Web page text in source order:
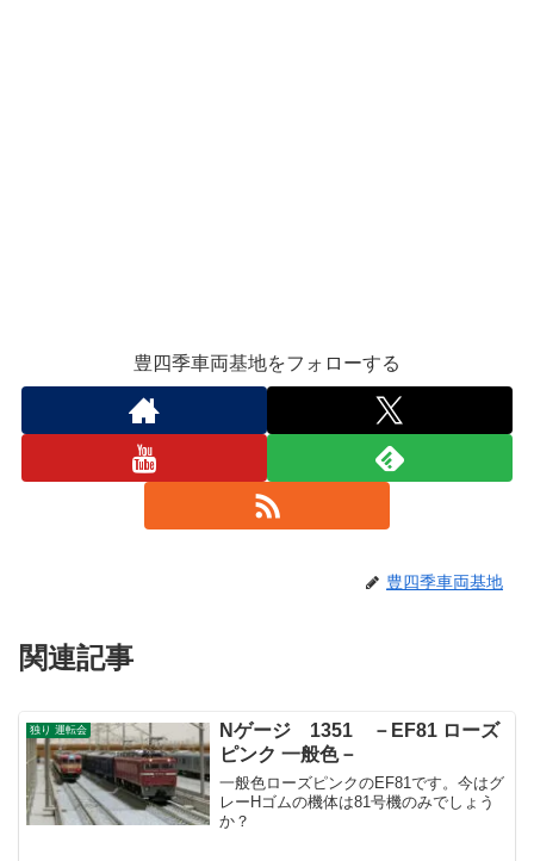
豊四季車両基地をフォローする
豊四季車両基地
関連記事
独り 運転会
Nゲージ 1351 －EF81 ローズ
ピンク 一般色－
一般色ローズピンクのEF81です。今はグ
レーHゴムの機体は81号機のみでしょう
か？